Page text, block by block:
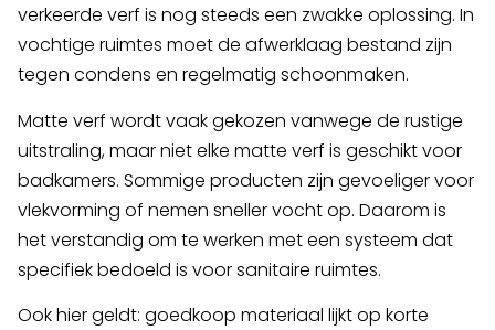
verkeerde verf is nog steeds een zwakke oplossing. In
vochtige ruimtes moet de afwerklaag bestand zijn
tegen condens en regelmatig schoonmaken.
Matte verf wordt vaak gekozen vanwege de rustige
uitstraling, maar niet elke matte verf is geschikt voor
badkamers. Sommige producten zijn gevoeliger voor
vlekvorming of nemen sneller vocht op. Daarom is
het verstandig om te werken met een systeem dat
specifiek bedoeld is voor sanitaire ruimtes.
Ook hier geldt: goedkoop materiaal lijkt op korte